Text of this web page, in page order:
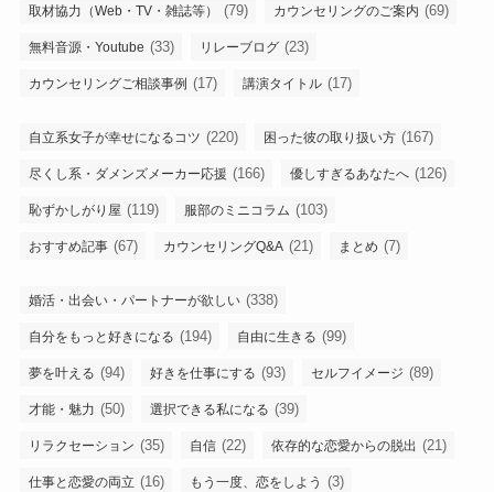
取材協力（Web・TV・雑誌等） (79) カウンセリングのご案内 (69)
無料音源・Youtube (33) リレーブログ (23)
カウンセリングご相談事例 (17) 講演タイトル (17)
自立系女子が幸せになるコツ (220) 困った彼の取り扱い方 (167)
尽くし系・ダメンズメーカー応援 (166) 優しすぎるあなたへ (126)
恥ずかしがり屋 (119) 服部のミニコラム (103)
おすすめ記事 (67) カウンセリングQ&A (21) まとめ (7)
婚活・出会い・パートナーが欲しい (338)
自分をもっと好きになる (194) 自由に生きる (99)
夢を叶える (94) 好きを仕事にする (93) セルフイメージ (89)
才能・魅力 (50) 選択できる私になる (39)
リラクセーション (35) 自信 (22) 依存的な恋愛からの脱出 (21)
仕事と恋愛の両立 (16) もう一度、恋をしよう (3)